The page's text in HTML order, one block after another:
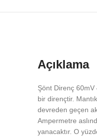
Açıklama
Şönt Direnç 60mV
bir dirençtir.
devreden geçen
Ampermetre
yanacaktır. O